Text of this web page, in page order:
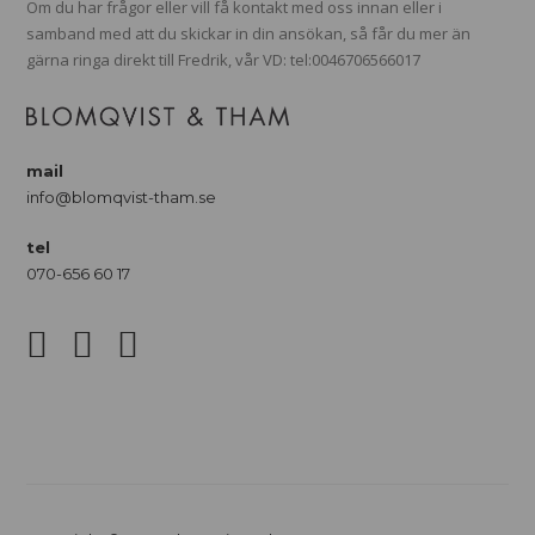
Om du har frågor eller vill få kontakt med oss innan eller i
samband med att du skickar in din ansökan, så får du mer än
gärna ringa direkt till Fredrik, vår VD: tel:0046706566017
mail
info@blomqvist-tham.se
tel
070-656 60 17